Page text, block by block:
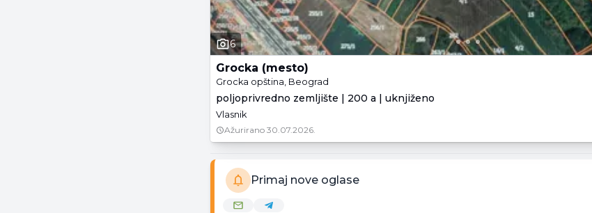
6
Grocka (mesto)
Grocka opština, Beograd
poljoprivredno zemljište | 200 a | uknjiženo
Vlasnik
Ažurirano 30.07.2026.
Primaj nove oglase